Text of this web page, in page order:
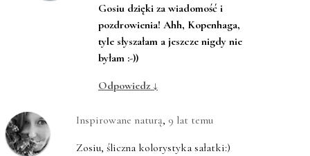
Gosiu dzięki za wiadomość i
pozdrowienia! Ahh, Kopenhaga,
tyle słyszałam a jeszcze nigdy nie
byłam :-))
Odpowiedz ↓
Inspirowane naturą, 9 lat temu
Zosiu, śliczna kolorystyka sałatki:)